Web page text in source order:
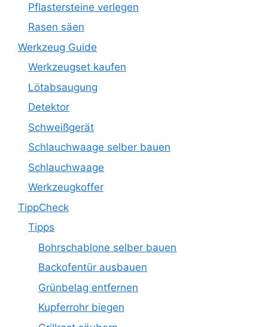
Pflastersteine verlegen
Rasen säen
Werkzeug Guide
Werkzeugset kaufen
Lötabsaugung
Detektor
Schweißgerät
Schlauchwaage selber bauen
Schlauchwaage
Werkzeugkoffer
TippCheck
Tipps
Bohrschablone selber bauen
Backofentür ausbauen
Grünbelag entfernen
Kupferrohr biegen